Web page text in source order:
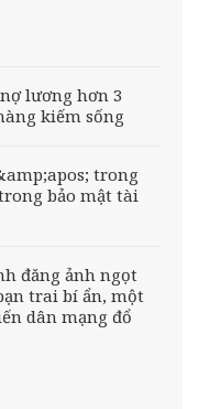
lương hơn 3
kiếm sống
trong
bảo mật tài
đăng ảnh ngọt
trai bí ẩn, một
dân mạng đổ